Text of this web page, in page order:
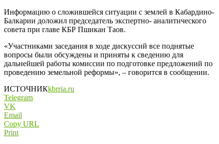
Информацию о сложившейся ситуации с землей в Кабардино-
Балкарии доложил председатель экспертно- аналитического
совета при главе КБР Пшикан Таов.
«Участниками заседания в ходе дискуссий все поднятые
вопросы были обсуждены и приняты к сведению для
дальнейшей работы комиссии по подготовке предложений по
проведению земельной реформы», – говорится в сообщении.
ИСТОЧНИКkbrria.ru
Telegram
VK
Email
Copy URL
Print